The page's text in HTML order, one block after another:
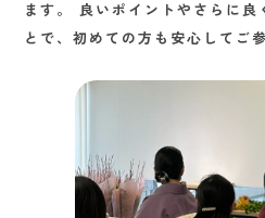
ます。
良いポイントやさらに良
とで、初めての方も安心してご